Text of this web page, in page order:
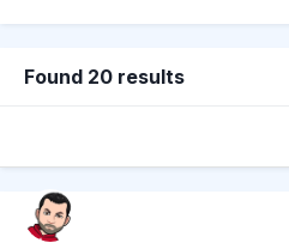
Found 20 results